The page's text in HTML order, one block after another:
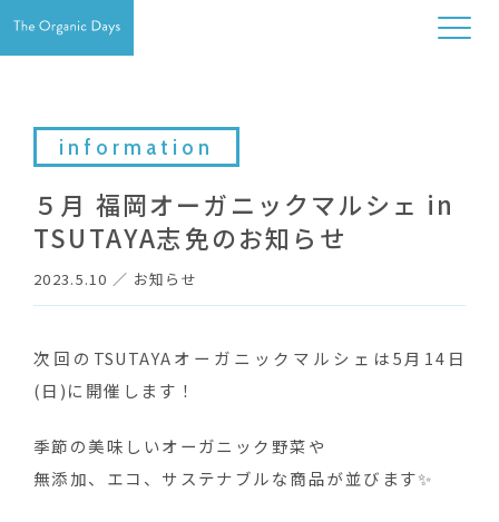
information
５月 福岡オーガニックマルシェ in
TSUTAYA志免のお知らせ
2023.5.10 ／ お知らせ
次回のTSUTAYAオーガニックマルシェは5月14日
(日)に開催します！
季節の美味しいオーガニック野菜や
無添加、エコ、サステナブルな商品が並びます✨